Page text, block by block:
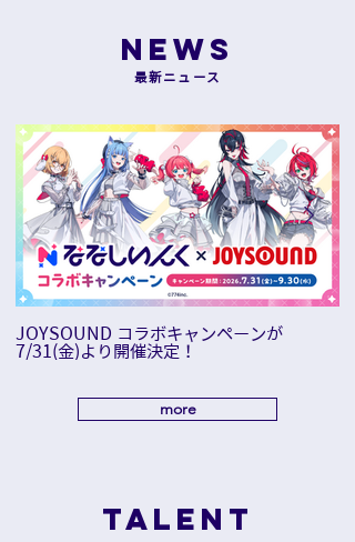
NEWS
最新ニュース
JOYSOUND コラボキャンペーンが
7/31(金)より開催決定！
more
TALENT